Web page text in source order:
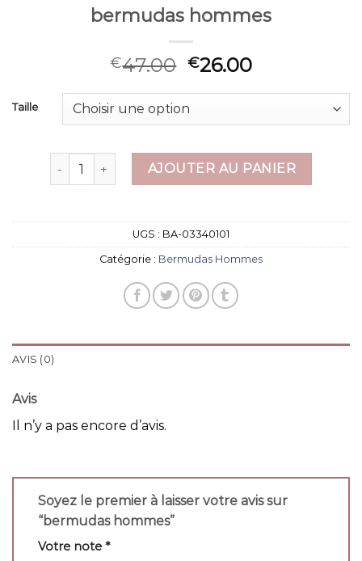
bermudas hommes
€47.00 €26.00
Taille
quantité de bermudas hommes
AJOUTER AU PANIER
UGS : BA-03340101
Catégorie : Bermudas Hommes
AVIS (0)
Avis
Il n’y a pas encore d’avis.
Soyez le premier à laisser votre avis sur
“bermudas hommes”
Votre note *